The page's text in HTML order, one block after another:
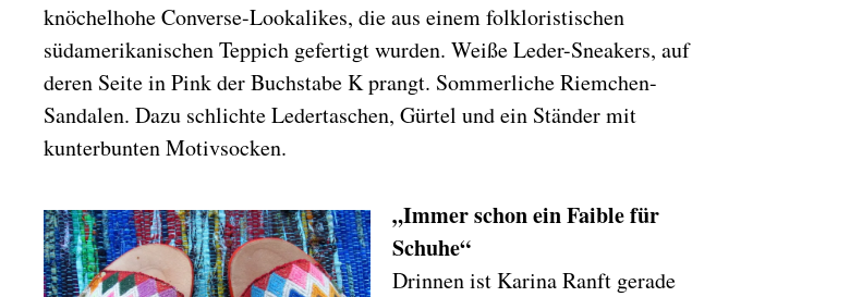
knöchelhohe Converse-Lookalikes, die aus einem folkloristischen
südamerikanischen Teppich gefertigt wurden. Weiße Leder-Sneakers, auf
deren Seite in Pink der Buchstabe K prangt. Sommerliche Riemchen-
Sandalen. Dazu schlichte Ledertaschen, Gürtel und ein Ständer mit
kunterbunten Motivsocken.
„Immer schon ein Faible für
Schuhe“
Drinnen ist Karina Ranft gerade